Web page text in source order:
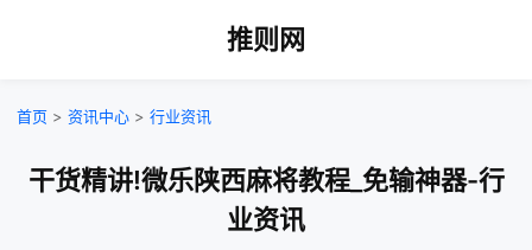
推则网
首页 > 资讯中心 > 行业资讯
干货精讲!微乐陕西麻将教程_免输神器-行
业资讯